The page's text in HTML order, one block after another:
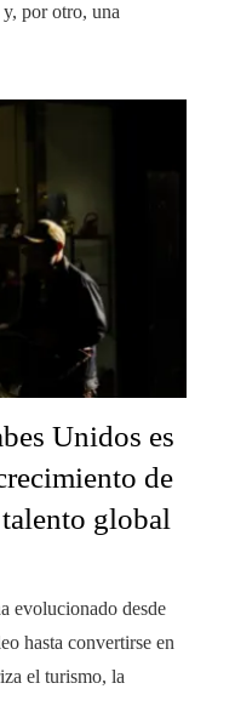
por otro, una
Unidos es
de
global
evolucionado desde
hasta convertirse en
el turismo, la